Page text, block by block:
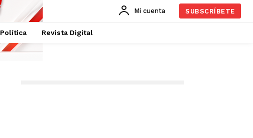
Mi cuenta SUBSCRÍBETE
Política Revista Digital